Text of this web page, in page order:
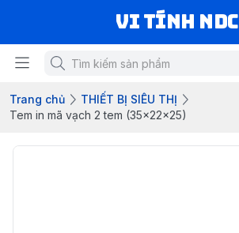
VI TÍNH NDC
Trang chủ
THIẾT BỊ SIÊU THỊ
Tem in mã vạch 2 tem (35x22x25)